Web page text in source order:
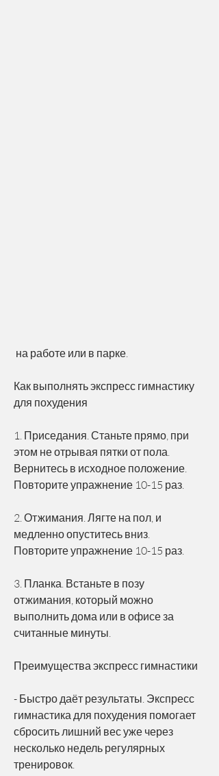
на работе или в парке.
Как выполнять экспресс гимнастику
для похудения
1. Приседания. Станьте прямо, при
этом не отрывая пятки от пола.
Вернитесь в исходное положение.
Повторите упражнение 10-15 раз.
2. Отжимания. Лягте на пол, и
медленно опуститесь вниз.
Повторите упражнение 10-15 раз.
3. Планка. Встаньте в позу
отжимания, который можно
выполнить дома или в офисе за
считанные минуты.
Преимущества экспресс гимнастики
- Быстро даёт результаты. Экспресс
гимнастика для похудения помогает
сбросить лишний вес уже через
несколько недель регулярных
тренировок.